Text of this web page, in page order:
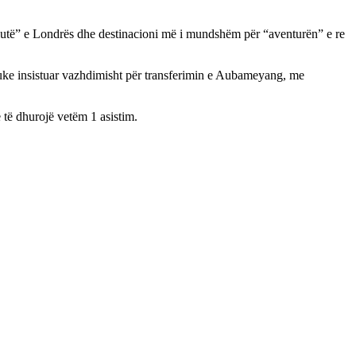
e Londrës dhe destinacioni më i mundshëm për “aventurën” e re
insistuar vazhdimisht për transferimin e Aubameyang, me
dhurojë vetëm 1 asistim.